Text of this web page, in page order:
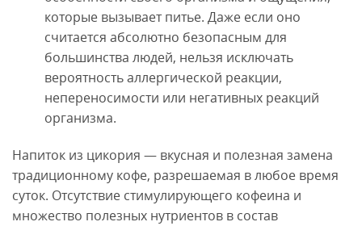
которые вызывает питье. Даже если оно
считается абсолютно безопасным для
большинства людей, нельзя исключать
вероятность аллергической реакции,
непереносимости или негативных реакций
организма.
Напиток из цикория — вкусная и полезная замена
традиционному кофе, разрешаемая в любое время
суток. Отсутствие стимулирующего кофеина и
множество полезных нутриентов в состав